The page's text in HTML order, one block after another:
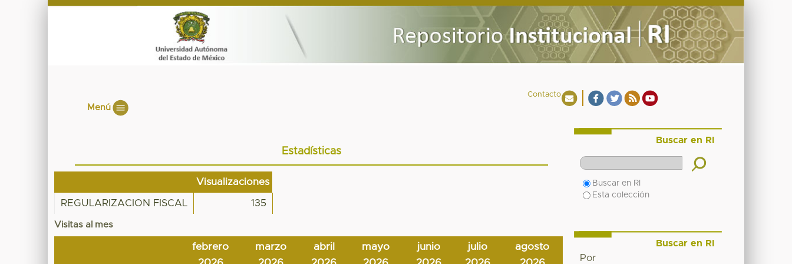
Contacto
Menú
Estadísticas
Visualizaciones
REGULARIZACION FISCAL 135
Visitas al mes
febrero
marzo
abril
mayo
junio
julio
agosto
Buscar en RI
Buscar en RI
Esta colección
Buscar en RI
Por